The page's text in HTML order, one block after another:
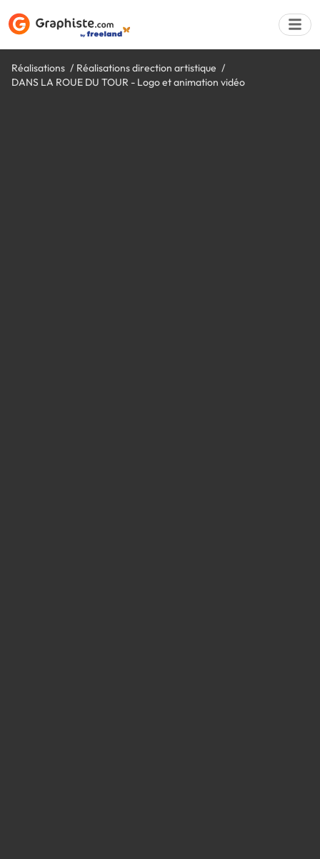
Réalisations
Réalisations direction artistique
DANS LA ROUE DU TOUR - Logo et animation vidéo